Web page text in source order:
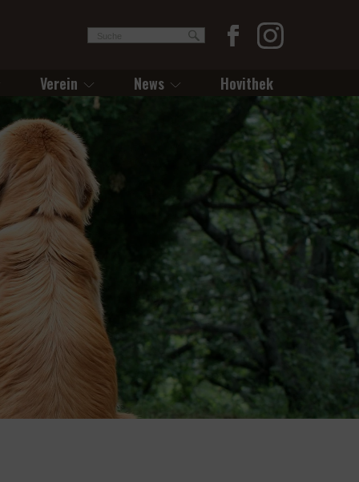
Verein News Hovithek